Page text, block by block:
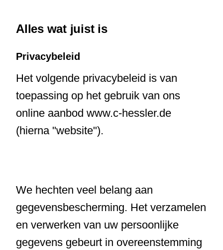
Alles wat juist is
Privacybeleid
Het volgende privacybeleid is van
toepassing op het gebruik van ons
online aanbod www.c-hessler.de
(hierna "website").
We hechten veel belang aan
gegevensbescherming. Het verzamelen
en verwerken van uw persoonlijke
gegevens gebeurt in overeenstemming